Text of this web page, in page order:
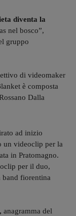
diventa la
nel bosco”,
gruppo
di videomaker
è composta
Dalla
ad inizio
un videoclip per la
in Pratomagno.
per il duo,
band fiorentina
anagramma del